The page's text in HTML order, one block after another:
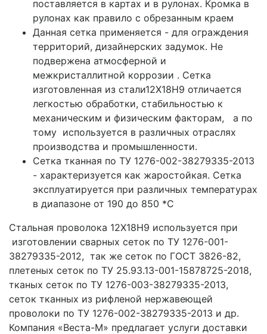
поставляется в картах и в рулонах. Кромка в
рулонах как правило с обрезанным краем
Данная сетка применяется - для ограждения
территорий, дизайнерских задумок. Не
подвержена атмосферной и
межкристаллитной коррозии . Сетка
изготовленная из стали12Х18Н9 отличается
легкостью обработки, стабильностью к
механическим и физическим факторам, а по
тому используется в различных отраслях
производства и промышленности.
Сетка тканная по ТУ 1276-002-38279335-2013
- характеризуется как жаростойкая. Сетка
эксплуатируется при различных температурах
в диапазоне от 190 до 850 *С
Стальная проволока 12Х18Н9 используется при
изготовлении сварных сеток по ТУ 1276-001-
38279335-2012, так же сеток по ГОСТ 3826-82,
плетеных сеток по ТУ 25.93.13-001-15878725-2018,
тканых сеток по ТУ 1276-003-38279335-2013,
сеток тканных из рифленой нержавеющей
проволоки по ТУ 1276-002-38279335-2013 и др.
Компания «Веста-М» предлагает услуги доставки